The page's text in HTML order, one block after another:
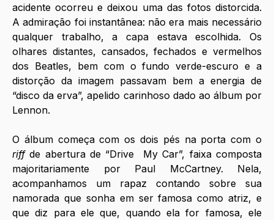
acidente ocorreu e deixou uma das fotos distorcida.
A admiração foi instantânea: não era mais necessário
qualquer trabalho, a capa estava escolhida. Os
olhares distantes, cansados, fechados e vermelhos
dos Beatles, bem com o fundo verde-escuro e a
distorção da imagem passavam bem a energia de
“disco da erva”, apelido carinhoso dado ao álbum por
Lennon.
riff de abertura de “Drive  My Car”, faixa composta
majoritariamente por Paul McCartney. Nela,
acompanhamos um rapaz contando sobre sua
namorada que sonha em ser famosa como atriz, e
que diz para ele que, quando ela for famosa, ele